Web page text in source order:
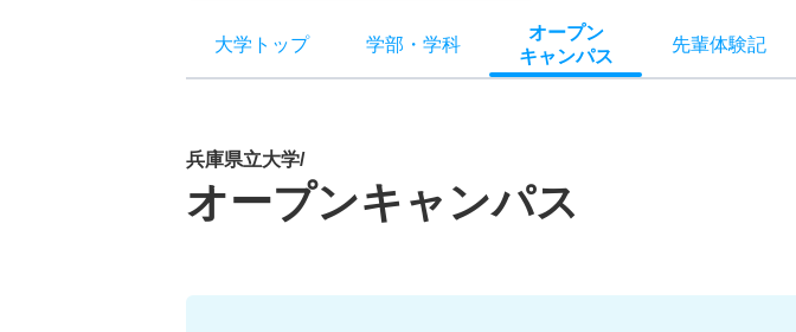
大学トップ 学部 ・ 学科
オープン
キャンパス
先輩体験記
兵庫県立大学/
オープンキャンパス